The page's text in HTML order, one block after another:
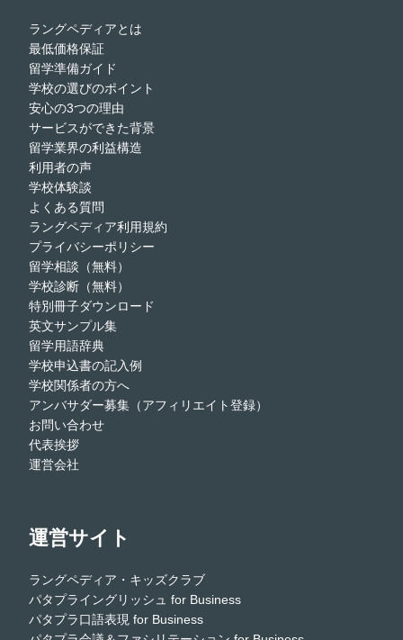
ラングペディアとは
最低価格保証
留学準備ガイド
学校の選びのポイント
安心の3つの理由
サービスができた背景
留学業界の利益構造
利用者の声
学校体験談
よくある質問
ラングペディア利用規約
プライバシーポリシー
留学相談（無料）
学校診断（無料）
特別冊子ダウンロード
英文サンプル集
留学用語辞典
学校申込書の記入例
学校関係者の方へ
アンバサダー募集（アフィリエイト登録）
お問い合わせ
代表挨拶
運営会社
運営サイト
ラングペディア・キッズクラブ
パタプライングリッシュ for Business
パタプラ口語表現 for Business